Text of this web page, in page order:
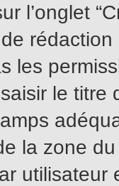
l’onglet
les
le
la zone